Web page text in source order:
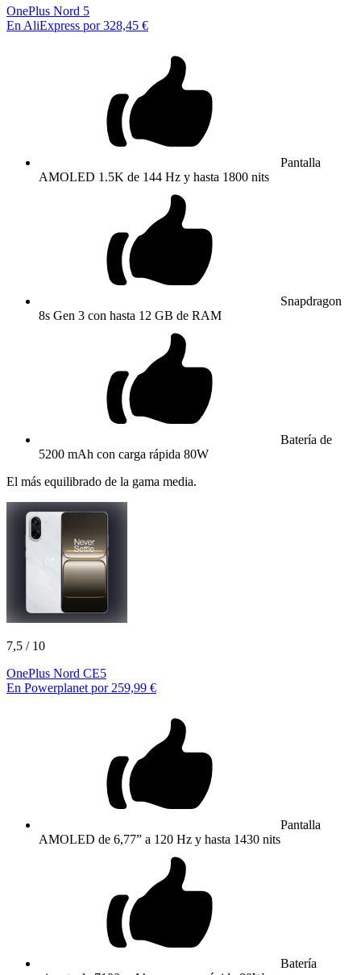
OnePlus Nord 5
En AliExpress por 328,45 €
Pantalla
AMOLED 1.5K de 144 Hz y hasta 1800 nits
Snapdragon
8s Gen 3 con hasta 12 GB de RAM
Batería de
5200 mAh con carga rápida 80W
El más equilibrado de la gama media.
7,5 / 10
OnePlus Nord CE5
En Powerplanet por 259,99 €
Pantalla
AMOLED de 6,77” a 120 Hz y hasta 1430 nits
Batería